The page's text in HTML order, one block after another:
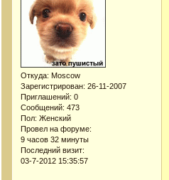
Откуда: Moscow
Зарегистрирован: 26-11-2007
Приглашений: 0
Сообщений: 473
Пол: Женский
Провел на форуме:
9 часов 32 минуты
Последний визит:
03-7-2012 15:35:57